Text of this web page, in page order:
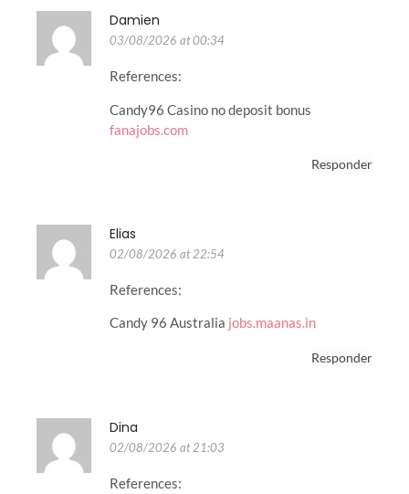
Damien
03/08/2026 at 00:34
References:
Candy96 Casino no deposit bonus
fanajobs.com
Responder
Elias
02/08/2026 at 22:54
References:
Candy 96 Australia jobs.maanas.in
Responder
Dina
02/08/2026 at 21:03
References: